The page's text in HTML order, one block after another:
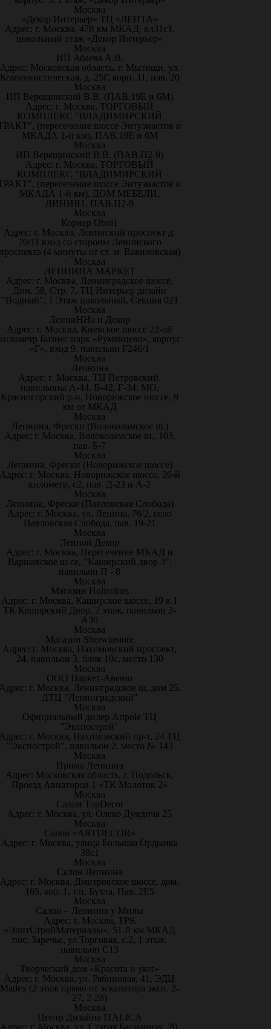
Москва
«Декор Интерьер» ТЦ «ЛЕНТА»
Адрес: г. Москва, 47й км МКАД, вл31с1,
цокольный этаж «Декор Интерьер»
Москва
ИП Абаева А.В.
Адрес: Московская область, г. Мытищи, ул.
Коммунистическая, д. 25Г, корп. 11, пав. 20
Москва
ИП Верещинский В.В. (ПАВ.19Е и 6М)
Адрес: г. Москва, ТОРГОВЫЙ
КОМПЛЕКС "ВЛАДИМИРСКИЙ
(пересечение шоссе Энтузиастов и
МКАДА 1-й км), ПАВ.19Е и 6М
Москва
ИП Верещинский В.В. (ПАВ.П2-9)
Адрес: г. Москва, ТОРГОВЫЙ
КОМПЛЕКС "ВЛАДИМИРСКИЙ
(пересечение шоссе Энтузиастов и
МКАДА 1-й км), ДОМ МЕБЕЛИ,
ЛИНИЯ1, ПАВ.П2-9
Москва
Корнер Oboi1
Адрес: г. Москва, Ленинский проспект д.
70/11 вход со стороны Ленинского
(4 минуты от ст. м. Вавиловская)
Москва
ЛЕПНИНА МАРКЕТ
Адрес: г. Москва, Ленинградское шоссе,
Дом. 58, Стр. 7, ТЦ Интерьер дизайн
"Водный", 1 Этаж цокольный, Секция 021
Москва
ЛепниННа и Декор
Адрес: г. Москва, Киевское шоссе 22-ой
Бизнес парк «Румянцево», корпус
«Г», вход 9, павильон Г246/1
Москва
Лепнина
Адрес: г. Москва, ТЦ Петровский,
павильоны А-44, В-42, Г-34. МО,
Красногорский р-н, Новорижское шоссе, 9
км от МКАД
Москва
Лепнина, Фрески (Волоколамское ш.)
Адрес: г. Москва, Волоколамское ш., 103,
пав. Б-7
Москва
Лепнина, Фрески (Новорижское шоссе)
г. Москва, Новорижское шоссе, 26-й
километр, с2, пав. Д-23 и А-2
Москва
Лепнина, Фрески (Павловская Слобода)
Адрес: г. Москва, ул. Ленина, 76/2, село
Павловская Слобода, пав. 19-21
Москва
Лепной Декор
Адрес: г. Москва, Пересечение МКАД и
Варшавское ш-се, "Каширский двор 3",
павильон П - 8
Москва
Магазин Holicolors
Адрес: г. Москва, Каширское шоссе, 19 к.1
ТК Каширский Двор, 2 этаж, павильон 2-
А30
Москва
Магазин Sherwinstore
Адрес: г. Москва, Нахимовский проспект,
24, павильон 3, блок 10с, место 130
Москва
ООО Паркет-Авeню
г. Москва, Ленинградское ш, дом 25.
ДТЦ "Ленинградский"
Москва
Официальный дилер Artpole ТЦ
"Экспострой"
г. Москва, Нахимовский пр-т, 24 ТЦ
"Экспострой", павильон 2, место № 143
Москва
Прима Лепнина
Адрес: Московская область, г. Подольск,
Проезд Авиаторов 1 «ТК Молоток 2»
Москва
Салон TopDecor
Адрес: г. Москва, ул. Олеко Дундича 25
Москва
Салон «ARTDECOR»
Адрес: г. Москва, улица Большая Ордынка
38с1
Москва
Салон Лепнина
Адрес: г. Москва, Дмитровское шоссе, дом.
165, кор. 1, т.ц. Бухта, Пав. 2Е5
Москва
Салон – Лепнина у Милы
Адрес: г. Москва, ТРК
«ЭлитСтройМатериалы», 51-й км МКАД
пос. Заречье, ул.Торговая, с.2, 1 этаж,
павильон С13
Москва
Творческий дом «Красота и уют»
Адрес: г. Москва, ул. Рябиновая, 41, ЭДЦ
Madex (2 этаж прямо от эскалатора эксп. 2-
27, 2-28)
Москва
Центр Дизайна ITALICA
Адрес: г. Москва, ул. Старая Басманная, 20,